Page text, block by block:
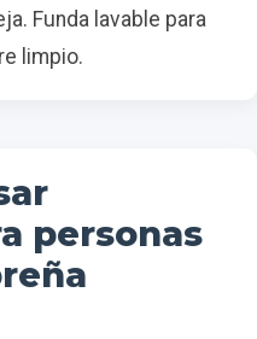
Funda lavable para
limpio.
personas